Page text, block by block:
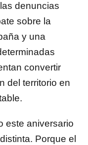
denuncias
sobre la
y una
convertir
del territorio en
este aniversario
Porque el